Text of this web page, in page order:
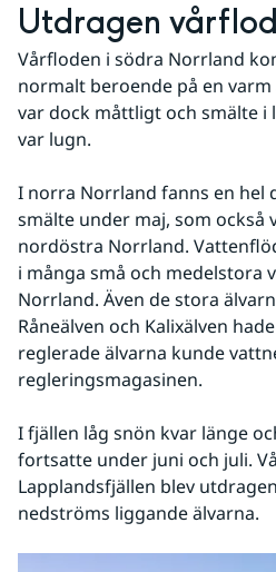
Utdragen
Vårfloden i södra Norrland
normalt beroende på en varm
var dock måttligt och smälte i
var lugn.
I norra Norrland fanns en hel
smälte under maj, som också
nordöstra Norrland.
i många små och medelstora
Norrland. Även de stora
Råneälven och Kalixälven
reglerade älvarna kunde
regleringsmagasinen.
I fjällen låg snön kvar länge
fortsatte under juni och juli.
Lapplandsfjällen blev
nedströms liggande älvarna.